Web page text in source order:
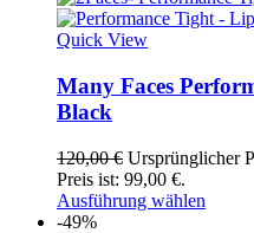
Quick View
Many Faces
Black
120,00€ Ursprünglicher
Preis ist: 99,00 €.
Ausführung wählen
-49%